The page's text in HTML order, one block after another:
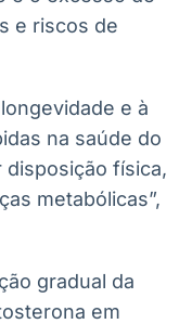
e riscos de
e à
na saúde do
disposição física,
metabólicas”,
gradual da
em